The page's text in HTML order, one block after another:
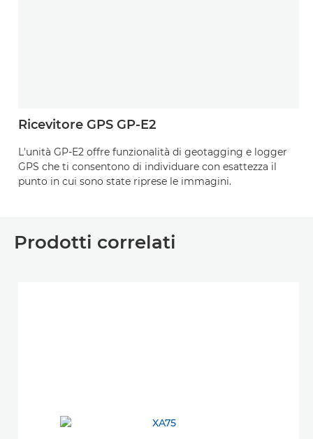
Ricevitore GPS GP-E2
L'unità GP-E2 offre funzionalità di geotagging e logger
GPS che ti consentono di individuare con esattezza il
punto in cui sono state riprese le immagini.
Prodotti correlati